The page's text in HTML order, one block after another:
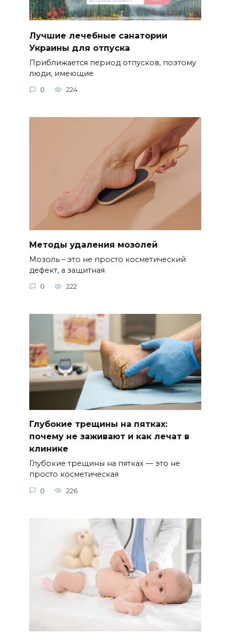
Лучшие лечебные санатории
Украины для отпуска
Приближается период отпусков, поэтому
люди, имеющие
0 224
Методы удаления мозолей
Мозоль – это не просто косметический
дефект, а защитная
0 222
Глубокие трещины на пятках:
почему не заживают и как лечат в
клинике
Глубокие трещины на пятках — это не
просто косметическая
0 226